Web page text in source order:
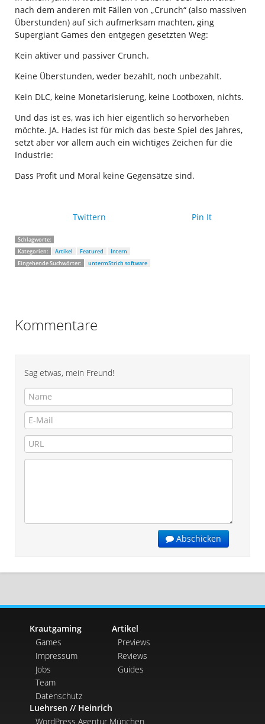
nach dem anderen mit Fällen von „Crunch“ (also massiven
Überstunden) auf sich aufmerksam machten, ging
Supergiant Games den entgegen gesetzten Weg:
Kein aktiver und passiver Crunch.
Keine Überstunden, weder bezahlt, noch unbezahlt.
Kein DLC, keine Monetarisierung, keine Lootboxen, nichts.
Und das ist es, was ich hier eigentlich so hervorheben
möchte. JA. Hades ist für mich das beste Spiel des Jahres,
setzt aber vor allem auch ein wichtiges Zeichen für die
Industrie:
Dass Profit und Moral keine Gegensätze sind.
Twittern Pin It
Schlagworte:
Kategorien:
Artikel Featured
Intern
Eingehende Suchwörter:
untermStrich software
Kommentare
Sag etwas, mein Freund!
Abschicken
Krautgaming
Games
Impressum
Jobs
Team
Datenschutz
Artikel
Previews
Reviews
Guides
Luehrsen // Heinrich
WordPress Agentur München